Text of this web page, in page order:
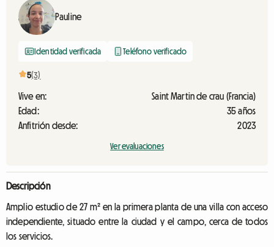
Pauline
Identidad verificada Teléfono verificado
5(3)
Vive en:
Saint Martin de crau (Francia)
Edad:
35 años
Anfitrión desde:
2023
Ver evaluaciones
Descripción
Amplio estudio de 27 m² en la primera planta de una villa con acceso
independiente, situado entre la ciudad y el campo, cerca de todos
los servicios.